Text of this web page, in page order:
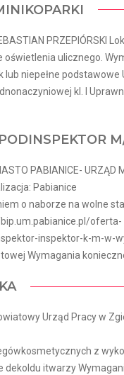
PRZEPIÓRSKI
oświetlenia ulicznego.
lub niepełne podstawowe
kl. I
PABIANICE- URZĄD
Pabianice
o naborze na wolne
oferta-
inspektor-k-m-w-
Wymagania
Urząd Pracy w
z
dekoldu itwarzy